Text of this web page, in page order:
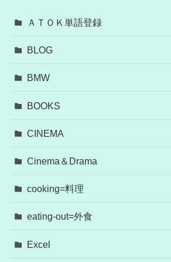
ＡＴＯＫ単語登録
BLOG
BMW
BOOKS
CINEMA
Cinema＆Drama
cooking=料理
eating-out=外食
Excel